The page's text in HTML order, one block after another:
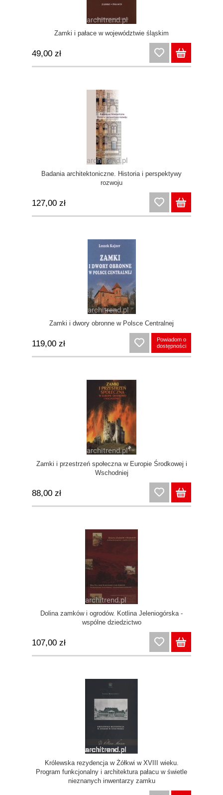
Zamki i pałace w województwie śląskim
49,00 zł
Badania architektoniczne. Historia i perspektywy
rozwoju
127,00 zł
Zamki i dwory obronne w Polsce Centralnej
119,00 zł
Powiadom o
dostępności
Zamki i przestrzeń społeczna w Europie Środkowej i
Wschodniej
88,00 zł
Dolina zamków i ogrodów. Kotlina Jeleniogórska -
wspólne dziedzictwo
107,00 zł
Królewska rezydencja w Żółkwi w XVIII wieku.
Program funkcjonalny i architektura pałacu w świetle
nieznanych inwentarzy zamku